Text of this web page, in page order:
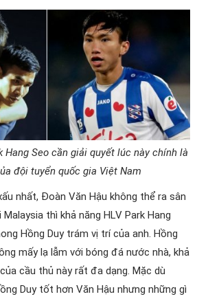
Hang Seo cần giải quyết lúc này chính là
đội tuyển quốc gia Việt Nam
nhất, Đoàn Văn Hậu không thể ra sân
thì khả năng HLV Park Hang
Hồng Duy trám vị trí của anh. Hồng
mấy lạ lẫm với bóng đá nước nhà, khả
cầu thủ này rất đa dạng. Mặc dù
Duy tốt hơn Văn Hậu nhưng những gì